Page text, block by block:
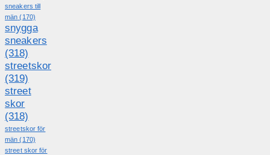
sneakers till
män (170)
snygga
sneakers
(318)
streetskor
(319)
street
skor
(318)
streetskor för
män (170)
street skor för